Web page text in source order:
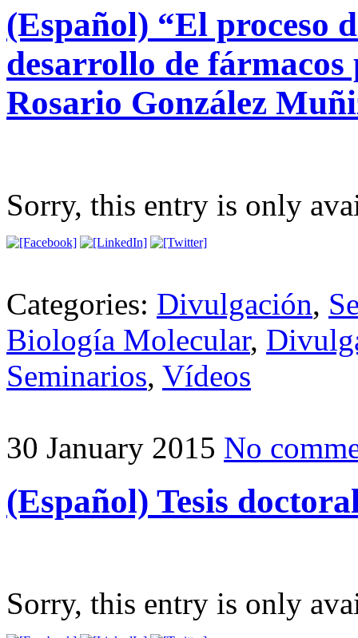
(Español) “El proceso
desarrollo de fármacos
Rosario González
Sorry, this entry is only
Categories: Divulgación,
Biología Molecular,
Seminarios, Vídeos
30 January 2015 No
(Español) Tesis
Sorry, this entry is only